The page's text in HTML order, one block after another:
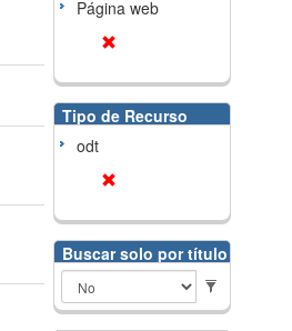
Página web
Tipo de Recurso
odt
Buscar solo por título